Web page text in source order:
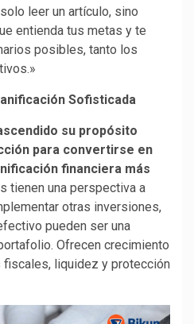
leer un artículo, sino
entienda tus metas y te
posibles, tanto los
Sofisticada
su propósito
para convertirse en
financiera más
tienen una perspectiva a
otras inversiones,
pueden ser una
Ofrecen crecimiento
liquidez y protección